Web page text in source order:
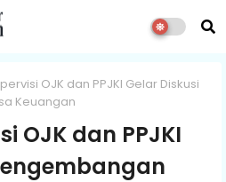
OJK dan PPJKI Gelar Diskusi
Keuangan
OJK dan PPJKI